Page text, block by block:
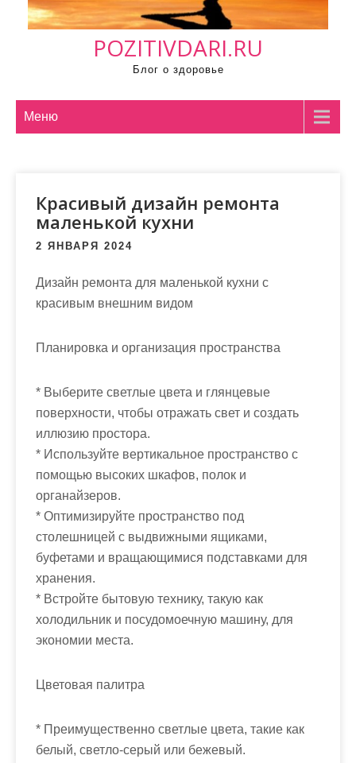
POZITIVDARI.RU
Блог о здоровье
Меню
Красивый дизайн ремонта
маленькой кухни
2 ЯНВАРЯ 2024
Дизайн ремонта для маленькой кухни с
красивым внешним видом
Планировка и организация пространства
* Выберите светлые цвета и глянцевые
поверхности, чтобы отражать свет и создать
иллюзию простора.
* Используйте вертикальное пространство с
помощью высоких шкафов, полок и
органайзеров.
* Оптимизируйте пространство под
столешницей с выдвижными ящиками,
буфетами и вращающимися подставками для
хранения.
* Встройте бытовую технику, такую как
холодильник и посудомоечную машину, для
экономии места.
Цветовая палитра
* Преимущественно светлые цвета, такие как
белый, светло-серый или бежевый.